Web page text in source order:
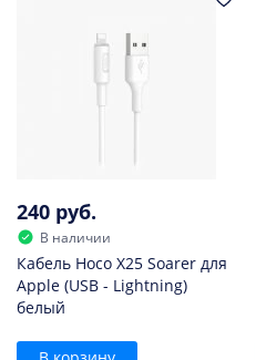
240 руб.
В наличии
Кабель Hoco X25 Soarer для
Apple (USB - Lightning)
белый